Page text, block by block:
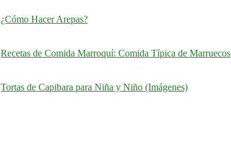
¿Cómo Hacer Arepas?
Recetas de Comida Marroquí: Comida Típica de Marruecos
Tortas de Capibara para Niña y Niño (Imágenes)